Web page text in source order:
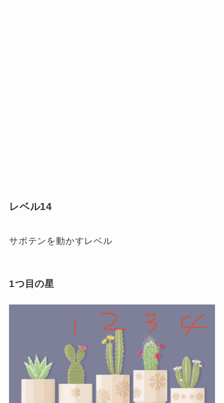
レベル14
サボテンを動かすレベル
1つ目の星